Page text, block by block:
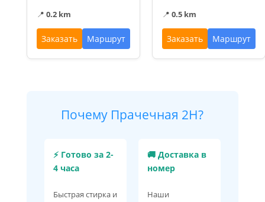
📍 0.2 km
Заказать Маршрут
📍 0.5 km
Заказать Маршрут
Почему Прачечная 2H?
⚡ Готово за 2-
4 часа
Быстрая стирка и
🚚 Доставка в
номер
Наши